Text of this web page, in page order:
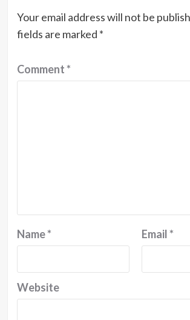
Your email address will not be
fields are marked *
Comment*
Name* Email*
Website